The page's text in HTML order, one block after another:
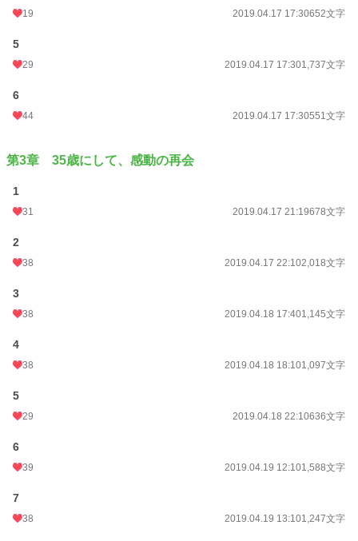
19 2019.04.17 17:30652文字
5
29 2019.04.17 17:301,737文字
6
44 2019.04.17 17:30551文字
第3章 35歳にして、感動の再会
1
31 2019.04.17 21:19678文字
2
38 2019.04.17 22:102,018文字
3
38 2019.04.18 17:401,145文字
4
38 2019.04.18 18:101,097文字
5
29 2019.04.18 22:10636文字
6
39 2019.04.19 12:101,588文字
7
38 2019.04.19 13:101,247文字